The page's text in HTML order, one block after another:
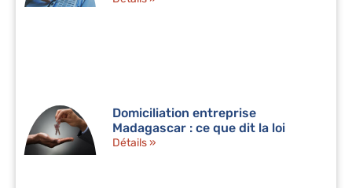
Domiciliation entreprise
Madagascar : ce que dit la loi
Détails »